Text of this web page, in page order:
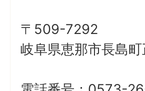
〒509-7292
岐阜県恵那市長島